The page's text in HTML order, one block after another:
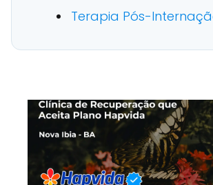
Terapia Pós-